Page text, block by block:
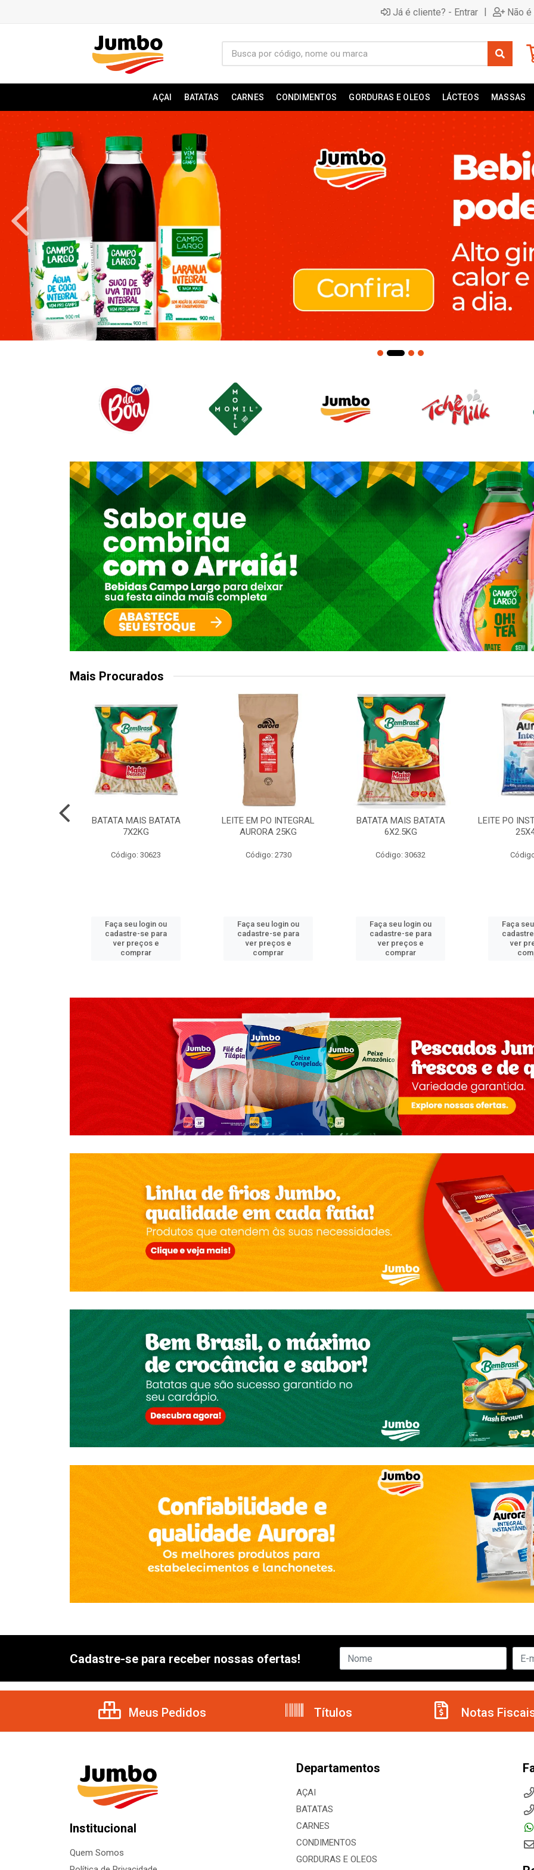
Já é cliente? - Entrar | Não
AÇAI BATATAS CARNES CONDIMENTOS GORDURAS E OLEOS LÁCTEOS MASSAS
Mais Procurados
BATATA MAIS BATATA
7X2KG
Código: 30623
Faça seu login ou
cadastre-se para
ver preços e
comprar
LEITE EM PO INTEGRAL
AURORA 25KG
Código: 2730
Faça seu login ou
cadastre-se para
ver preços e
comprar
BATATA MAIS BATATA
6X2.5KG
Código: 30632
Faça seu login ou
cadastre-se para
ver preços e
comprar
LEITE PO
Faça
ver
Cadastre-se para receber nossas ofertas!
Meus Pedidos Títulos Notas
Institucional
Quem Somos
Departamentos
AÇAI
BATATAS
CARNES
CONDIMENTOS
GORDURAS E OLEOS